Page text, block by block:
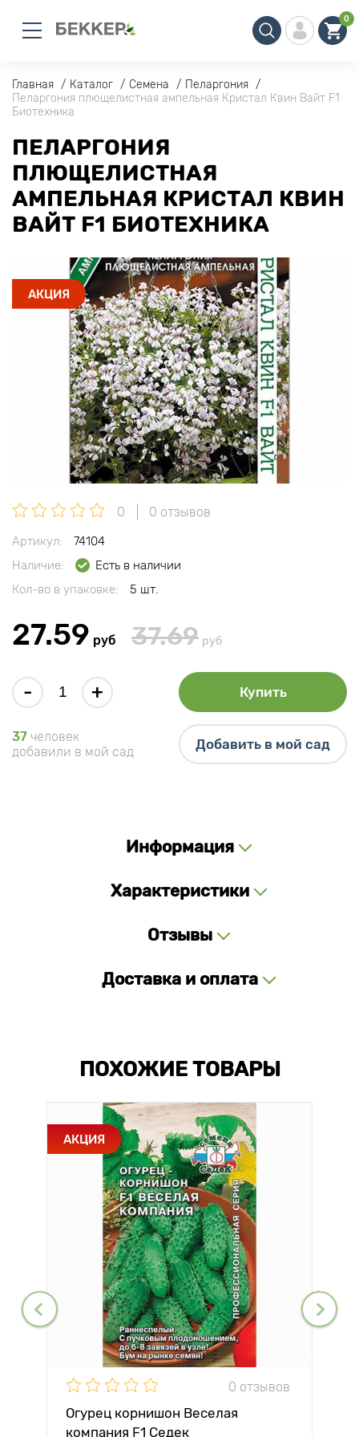
0
Главная Каталог Семена
Пеларгония
Пеларгония плющелистная ампельная Кристал Квин Вайт F1
Биотехника
ПЕЛАРГОНИЯ
ПЛЮЩЕЛИСТНАЯ
АМПЕЛЬНАЯ КРИСТАЛ КВИН
ВАЙТ F1 БИОТЕХНИКА
АКЦИЯ
0 0 отзывов
Артикул:
74104
Наличие:
Есть в наличии
Кол-во в упаковке:
5 шт.
27.59 руб 37.69 руб
- + Купить
37 человек
добавили в мой сад
Добавить в мой сад
Информация
Характеристики
Отзывы
Доставка и оплата
ПОХОЖИЕ ТОВАРЫ
АКЦИЯ
0 отзывов
Огурец корнишон Веселая
компания F1 Седек